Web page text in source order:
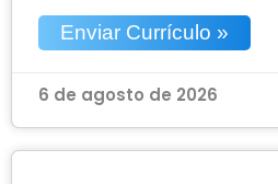
Enviar Currículo »
6 de agosto de 2026